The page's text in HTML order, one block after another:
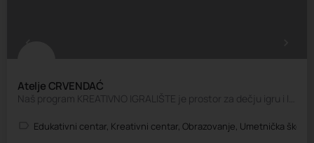
Atelje CRVENDAĆ
Edukativni centar, Kreativni centar, Obrazovanje, Umetnička škola